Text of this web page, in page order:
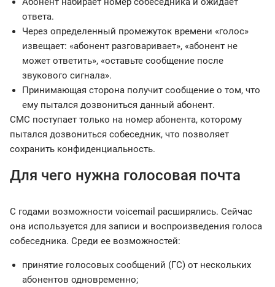
ответа.
Через определенный промежуток времени «голос»
извещает: «абонент разговаривает», «абонент не
может ответить», «оставьте сообщение после
звукового сигнала».
Принимающая сторона получит сообщение о том, что
ему пытался дозвониться данный абонент.
СМС поступает только на номер абонента, которому
пытался дозвониться собеседник, что позволяет
сохранить конфиденциальность.
Для чего нужна голосовая почта
С годами возможности voicemail расширялись. Сейчас
она используется для записи и воспроизведения голоса
собеседника. Среди ее возможностей:
принятие голосовых сообщений (ГС) от нескольких
абонентов одновременно;